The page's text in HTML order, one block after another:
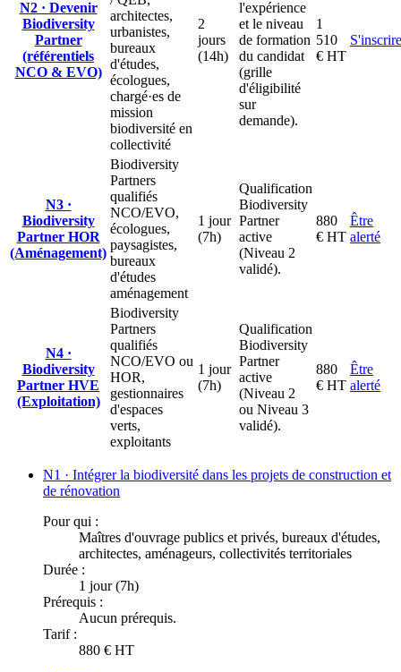
N2 · Devenir
Biodiversity
Partner
(référentiels
NCO & EVO)
architectes,
urbanistes,
bureaux
d'études,
écologues,
chargé·es de
mission
biodiversité en
collectivité
2
jours
(14h)
l'expérience
et le niveau
de formation
du candidat
(grille
d'éligibilité
sur
demande).
1
510
€ HT
S'inscrire
N3 ·
Biodiversity
Partner HOR
(Aménagement)
Biodiversity
Partners
qualifiés
NCO/EVO,
écologues,
paysagistes,
bureaux
d'études
aménagement
1 jour
(7h)
Qualification
Biodiversity
Partner
active
(Niveau 2
validé).
880
€ HT
Être
alerté
N4 ·
Biodiversity
Partner HVE
(Exploitation)
Biodiversity
Partners
qualifiés
NCO/EVO ou
HOR,
gestionnaires
d'espaces
verts,
exploitants
1 jour
(7h)
Qualification
Biodiversity
Partner
active
(Niveau 2
ou Niveau 3
validé).
880
€ HT
Être
alerté
N1 · Intégrer la biodiversité dans les projets de construction et
de rénovation
Pour qui :
Maîtres d'ouvrage publics et privés, bureaux d'études,
architectes, aménageurs, collectivités territoriales
Durée :
1 jour (7h)
Prérequis :
Aucun prérequis.
Tarif :
880 € HT